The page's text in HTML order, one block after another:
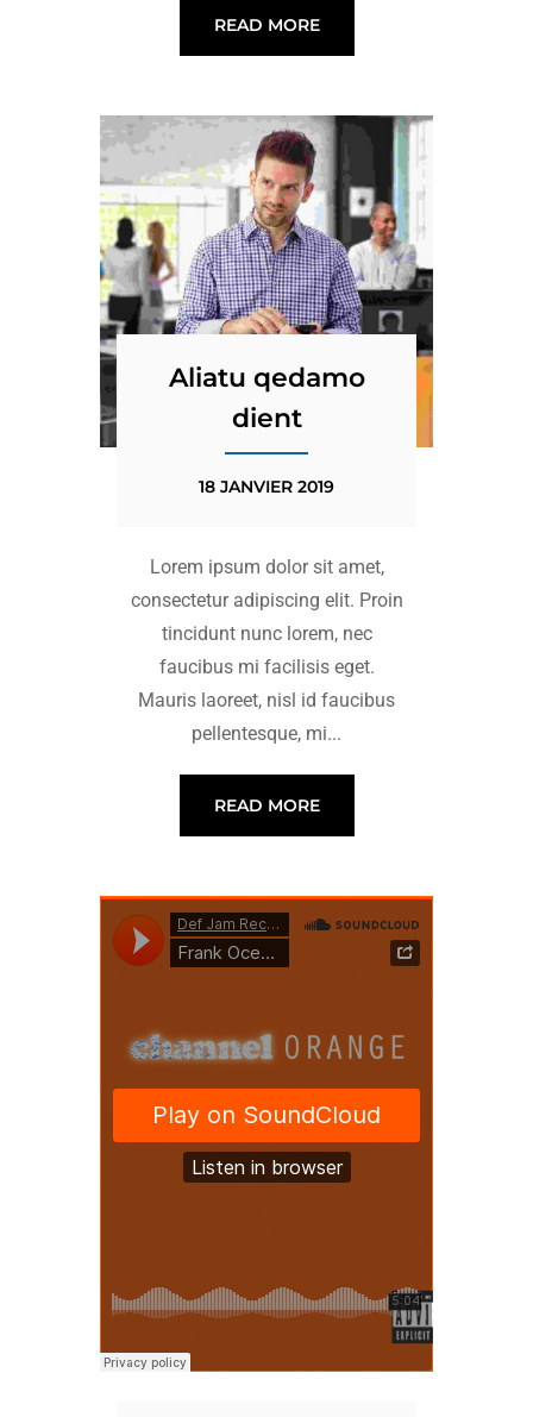
READ MORE
Aliatu qedamo
dient
18 JANVIER 2019
Lorem ipsum dolor sit amet,
consectetur adipiscing elit. Proin
tincidunt nunc lorem, nec
faucibus mi facilisis eget.
Mauris laoreet, nisl id faucibus
pellentesque, mi...
READ MORE